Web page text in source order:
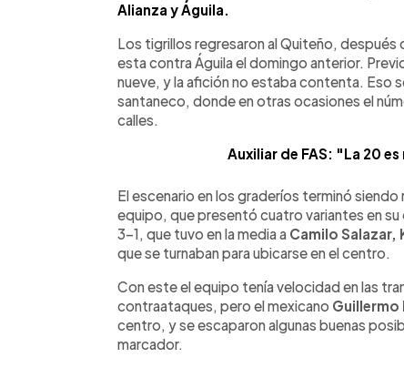
Alianza y Águila.
Los tigrillos regresaron al Quiteño,
esta contra Águila el domingo anterior.
nueve, y la afición no estaba contenta. Eso
santaneco, donde en otras ocasiones el
calles.
Auxiliar de FAS: "La 20
El escenario en los graderíos terminó siendo
equipo, que presentó cuatro variantes en
3-1, que tuvo en la media a Camilo Salazar,
que se turnaban para ubicarse en el centro.
Con este el equipo tenía velocidad en las
contraataques, pero el mexicano Guillermo
centro, y se escaparon algunas buenas
marcador.